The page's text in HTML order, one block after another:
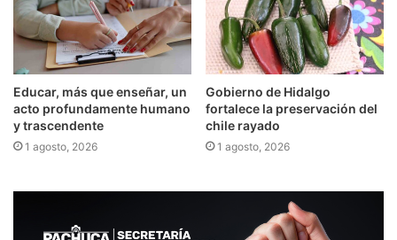
Educar, más que enseñar, un
acto profundamente humano
y trascendente
1 agosto, 2026
Gobierno de Hidalgo
fortalece la preservación del
chile rayado
1 agosto, 2026